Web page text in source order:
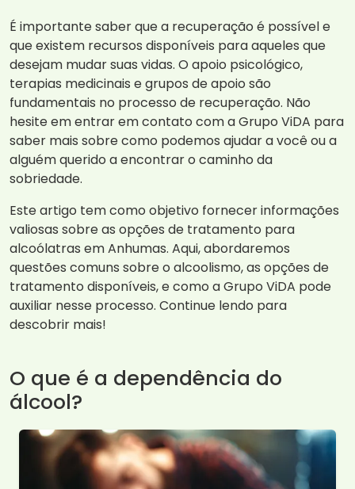
É importante saber que a recuperação é possível e
que existem recursos disponíveis para aqueles que
desejam mudar suas vidas. O apoio psicológico,
terapias medicinais e grupos de apoio são
fundamentais no processo de recuperação. Não
hesite em entrar em contato com a Grupo ViDA para
saber mais sobre como podemos ajudar a você ou a
alguém querido a encontrar o caminho da
sobriedade.
Este artigo tem como objetivo fornecer informações
valiosas sobre as opções de tratamento para
alcoólatras em Anhumas. Aqui, abordaremos
questões comuns sobre o alcoolismo, as opções de
tratamento disponíveis, e como a Grupo ViDA pode
auxiliar nesse processo. Continue lendo para
descobrir mais!
O que é a dependência do
álcool?